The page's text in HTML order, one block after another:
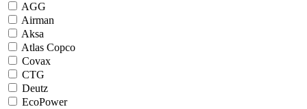
AGG
Airman
Aksa
Atlas Copco
Covax
CTG
Deutz
EcoPower